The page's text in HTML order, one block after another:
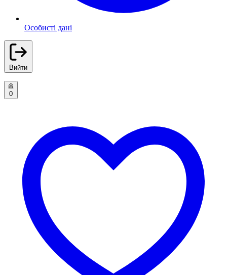
Особисті дані
Вийти
0